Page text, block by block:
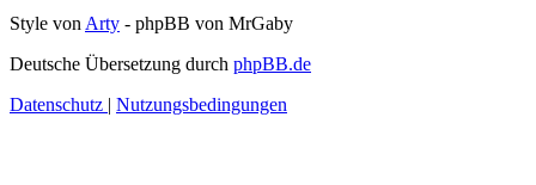
Style von Arty - phpBB von MrGaby
Deutsche Übersetzung durch phpBB.de
Datenschutz | Nutzungsbedingungen